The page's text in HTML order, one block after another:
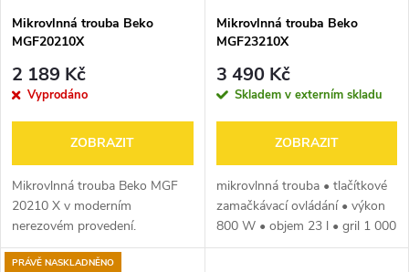
Mikrovlnná trouba Beko
MGF20210X
2 189 Kč
Vyprodáno
ZOBRAZIT
Mikrovlnná trouba Beko MGF
20210 X v moderním
nerezovém provedení.
Užitečnou fukncí této
mikrovlnné trouby je gril.
Mikrovlnná trouba Beko
MGF23210X
3 490 Kč
Skladem v externím skladu
ZOBRAZIT
mikrovlnná trouba • tlačítkové
zamačkávací ovládání • výkon
800 W • objem 23 l • gril 1 000
W • průměr otočného talíře
PRÁVĚ NASKLADNĚNO